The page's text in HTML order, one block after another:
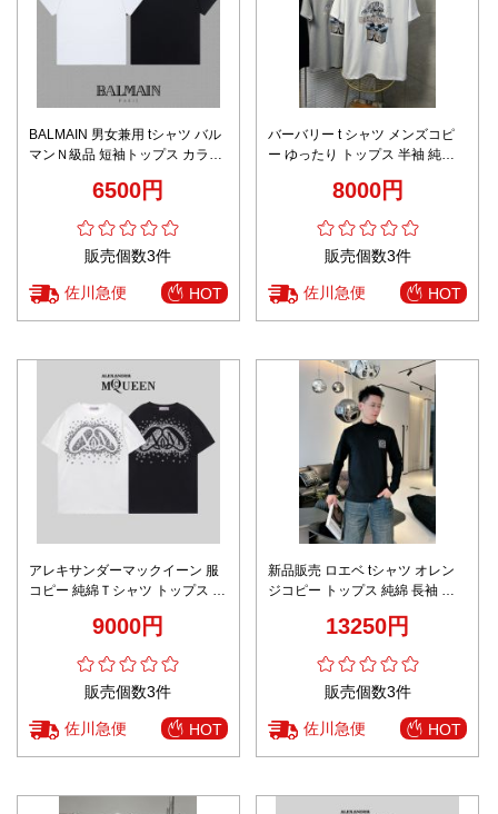
BALMAIN 男女兼用 tシャツ バル
マンＮ級品 短袖トップス カラフ
6500円
販売個数3件
佐川急便 HOT
バーバリー t シャツ メンズコピ
ー ゆったり トップス 半袖 純綿
8000円
販売個数3件
佐川急便 HOT
アレキサンダーマックイーン 服
コピー 純綿Ｔシャツ トップス 短
9000円
販売個数3件
佐川急便 HOT
新品販売 ロエベ tシャツ オレン
ジコピー トップス 純綿 長袖 ロ
13250円
販売個数3件
佐川急便 HOT